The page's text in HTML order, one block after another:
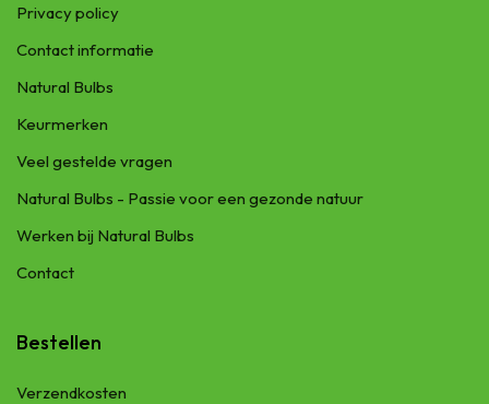
Privacy policy
Contact informatie
Natural Bulbs
Keurmerken
Veel gestelde vragen
Natural Bulbs - Passie voor een gezonde natuur
Werken bij Natural Bulbs
Contact
Bestellen
Verzendkosten